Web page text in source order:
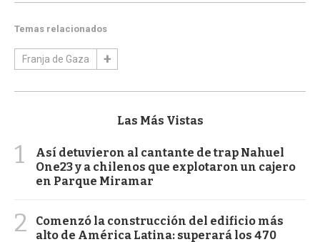
Temas relacionados
Franja de Gaza
Las Más Vistas
1
Así detuvieron al cantante de trap Nahuel
One23 y a chilenos que explotaron un cajero
en Parque Miramar
2
Comenzó la construcción del edificio más
alto de América Latina: superará los 470